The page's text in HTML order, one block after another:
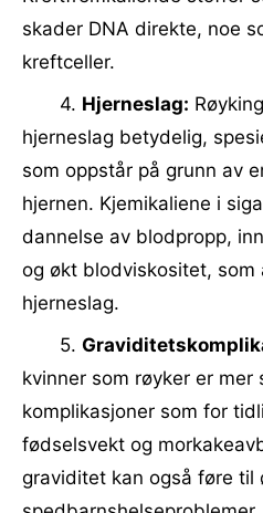
skader DNA direkte, noe
kreftceller.
4. Hjerneslag:
hjerneslag betydelig,
som oppstår på grunn av
hjernen. Kjemikaliene i
dannelse av blodpropp,
og økt blodviskositet, som
hjerneslag.
5.
kvinner som røyker er mer
komplikasjoner som for
fødselsvekt og
graviditet kan også føre til